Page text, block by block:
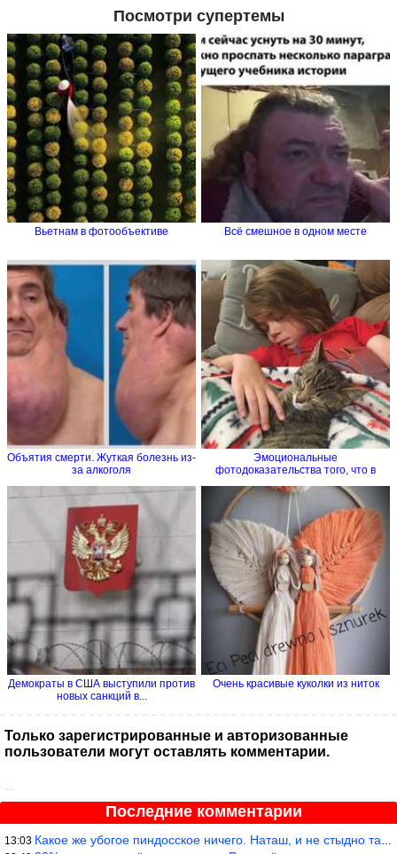
Посмотри супертемы
Вьетнам в фотообъективе Всё смешное в одном месте
Объятия смерти. Жуткая болезнь из-
за алкоголя
Эмоциональные
фотодоказательства того, что в
Демократы в США выступили против
новых санкций в...
Очень красивые куколки из ниток
Только зарегистрированные и авторизованные
пользователи могут оставлять комментарии.
Последние комментарии
13:03 Какое же убогое пиндосское ничего. Наташ, и не стыдно такую фигн